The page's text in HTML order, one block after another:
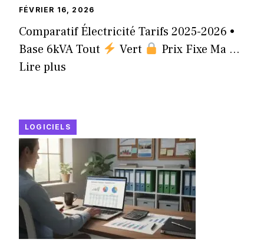
FÉVRIER 16, 2026
Comparatif Électricité Tarifs 2025-2026 •
Base 6kVA Tout
Vert
Prix Fixe Ma ...
Lire plus
LOGICIELS